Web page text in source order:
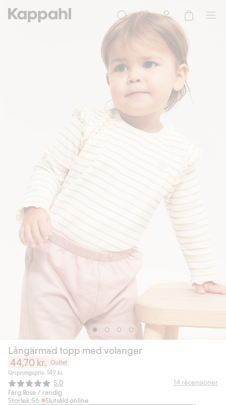
Långärmad topp med volanger
44,70 kr. Outlet
Ursprungspris: 149 kr.
Snittbetyg:
5.0 14 recensioner
Färg:Rosa / randig
Storlek:56 Slutsåld online